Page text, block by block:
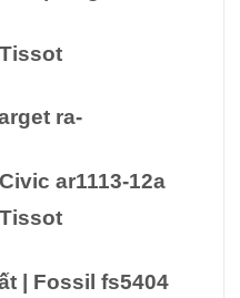
Tissot
ra-
Civic ar1113-12a
Tissot
Fossil fs5404